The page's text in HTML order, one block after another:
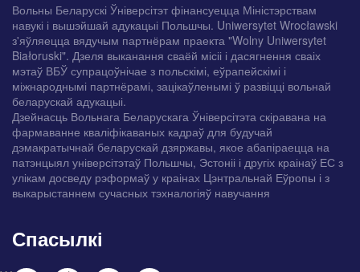
Вольны Беларускі Ўніверсітэт фінансуецца Міністэрствам
навукі і вышэйшай адукацыі Польшчы. Uniwersytet Wrocławski
з'яўляецца вядучым партнёрам праекта "Wolny Uniwersytet
Białoruski". Дзеля выканання сваёй місіі і дасягнення сваіх
мэтаў ВБЎ супрацоўнічае з польскімі, еўрапейскімі і
міжнароднымі партнёрамі, зацікаўленымі ў развіцці вольнай
беларускай адукацыі.
Дзейнасць Вольнага Беларускага Ўніверсітэта скіравана на
фармаванне кваліфікаваных кадраў для будучай
дэмакратычнай беларускай дзяржавы, якое абапіраецца на
патэнцыял універсітэтаў Польшчы, Эстоніі і другіх краінаў ЕС з
улікам досведу рэформаў у краінах Цэнтральнай Еўропы і з
выкарыстаннем сучасных тэхналогіяў навучання
Спасылкі